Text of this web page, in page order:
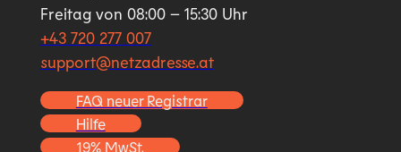
Freitag von 08:00 – 15:30 Uhr
+43 720 277 007
support@netzadresse.at
FAQ neuer Registrar
Hilfe
19% MwSt.